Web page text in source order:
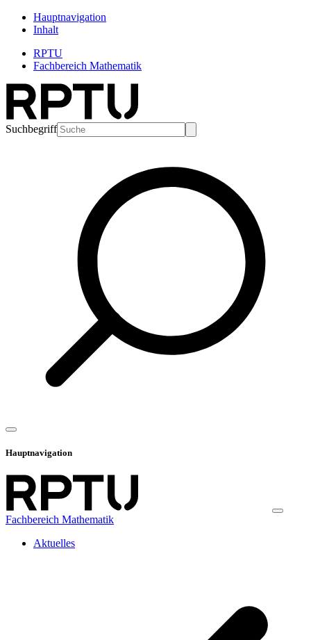
Hauptnavigation
Inhalt
RPTU
Fachbereich Mathematik
Suchbegriff
Hauptnavigation
Fachbereich Mathematik
Aktuelles